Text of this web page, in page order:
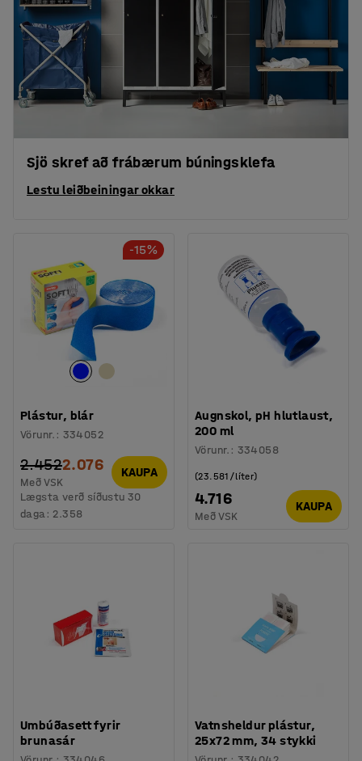
Sjö skref að frábærum búningsklefa
Lestu leiðbeiningar okkar
-15%
Plástur, blár
Vörunr. : 334052
2.076
2.452
Með VSK
KAUPA
Lægsta verð síðustu 30
daga: 2.358
Augnskol, pH hlutlaust,
200 ml
Vörunr. : 334058
4.716
(23.581/líter)
Með VSK
KAUPA
Umbúðasett fyrir
brunasár
Vatnsheldur plástur,
25x72 mm, 34 stykki